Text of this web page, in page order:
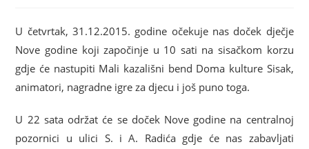
U četvrtak, 31.12.2015. godine očekuje nas doček dječje
Nove godine koji započinje u 10 sati na sisačkom korzu
gdje će nastupiti Mali kazališni bend Doma kulture Sisak,
animatori, nagradne igre za djecu i još puno toga.
U 22 sata održat će se doček Nove godine na centralnoj
pozornici u ulici S. i A. Radića gdje će nas zabavljati